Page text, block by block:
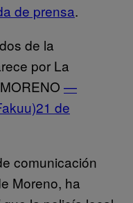
de prensa.
de la
por La
—
21 de
comunicación
Moreno, ha